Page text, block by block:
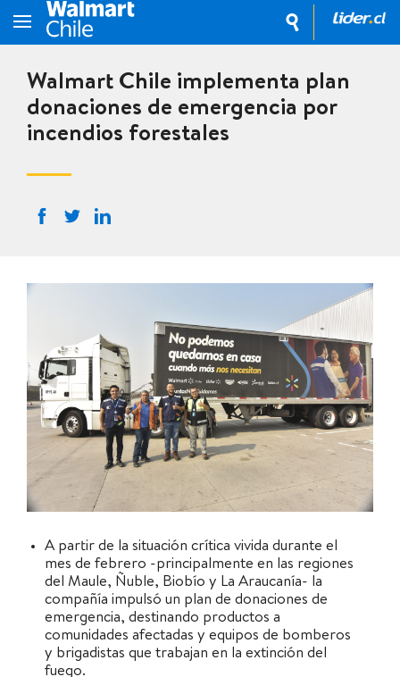
Walmart Chile implementa plan
donaciones de emergencia por
incendios forestales
A partir de la situación crítica vivida durante el
mes de febrero -principalmente en las regiones
del Maule, Ñuble, Biobío y La Araucanía- la
compañía impulsó un plan de donaciones de
emergencia, destinando productos a
comunidades afectadas y equipos de bomberos
y brigadistas que trabajan en la extinción del
fuego.